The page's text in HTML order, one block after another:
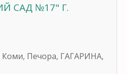
САД №17" Г.
Коми, Печора, ГАГАРИНА,